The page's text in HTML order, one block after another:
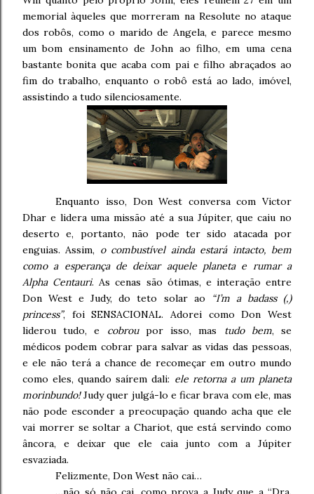
memorial àqueles que morreram na Resolute no ataque
dos robôs, como o marido de Angela, e parece mesmo
um bom ensinamento de John ao filho, em uma cena
bastante bonita que acaba com pai e filho abraçados ao
fim do trabalho, enquanto o robô está ao lado, imóvel,
assistindo a tudo silenciosamente.
Enquanto isso, Don West conversa com Victor
Dhar e lidera uma missão até a sua Júpiter, que caiu no
deserto e, portanto, não pode ter sido atacada por
enguias. Assim, o combustível ainda estará intacto, bem
como a esperança de deixar aquele planeta e rumar a
Alpha Centauri. As cenas são ótimas, e interação entre
Don West e Judy, do teto solar ao
“I’m a badass (,)
princess”, foi SENSACIONAL. Adorei como Don West
liderou tudo, e cobroupor isso, mas tudo bem, se
médicos podem cobrar para salvar as vidas das pessoas,
e ele não terá a chance de recomeçar em outro mundo
como eles, quando saírem dali: ele retorna a um planeta
morinbundo!Judy quer julgá-lo e ficar brava com ele, mas
não pode esconder a preocupação quando acha que ele
vai morrer se soltar a Chariot, que está servindo como
âncora, e deixar que ele caia junto com a Júpiter
esvaziada.
Felizmente, Don West não cai…